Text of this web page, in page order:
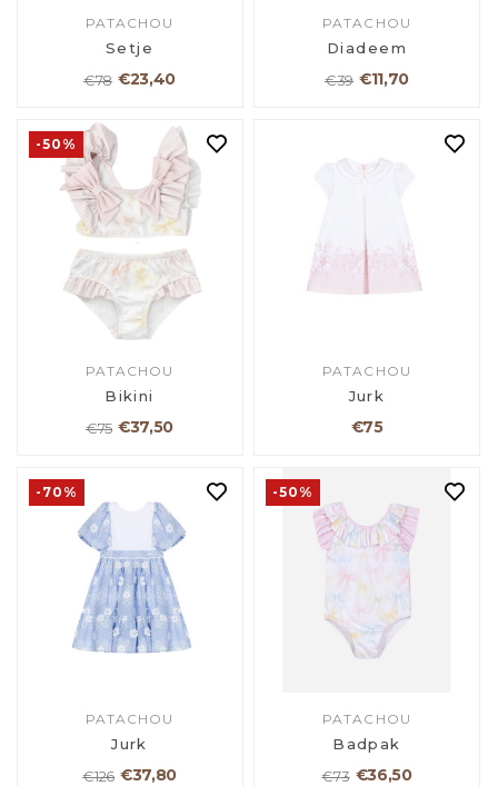
PATACHOU
Setje
€78 €23,40
PATACHOU
Diadeem
€39 €11,70
-50%
PATACHOU
Bikini
€75 €37,50
PATACHOU
Jurk
€75
-70%
PATACHOU
Jurk
€126 €37,80
-50%
PATACHOU
Badpak
€73 €36,50